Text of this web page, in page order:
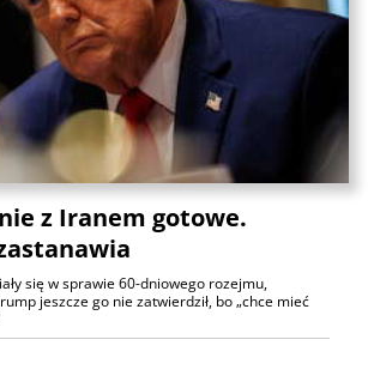
z Iranem gotowe.
się w sprawie 60-dniowego rozejmu,
jeszcze go nie zatwierdził, bo „chce mieć